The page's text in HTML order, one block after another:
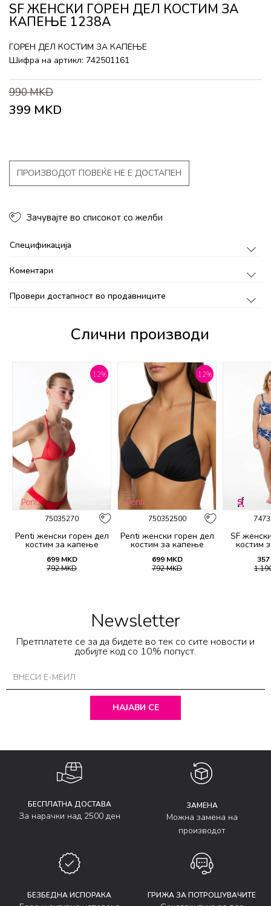
SF ЖЕНСКИ ГОРEН ДЕЛ КОСТИМ ЗА
КАПЕЊЕ 1238A
ГОРEН ДЕЛ КОСТИМ ЗА КАПЕЊЕ
Шифра на артикл: 742501161
990MKD
399 MKD
ПРОИЗВОДОТ ПОВЕЌЕ НЕ Е ДОСТАПЕН
Зачувајте во списокот со желби
Спецификација
Коментари
Провери достапност во продавниците
Слични производи
12%
75035270
Penti женски горeн дел
костим за капење
TOP
699 MKD
792MKD
12%
750352500
Penti женски горeн дел
костим за капење
TOP
699 MKD
792MKD
SF
костим
357
Newsletter
Претплатете се за да бидете во тек со сите новости и
добијте код со 10% попуст.
НАЈАВИ СЕ
БЕСПЛАТНА ДОСТАВА
За нарачки над 2500 ден
ЗАМЕНА
Можна замена на
производот
БЕЗБЕДНА ИСПОРАКА ГРИЖА ЗА ПОТРОШУВАЧИТЕ